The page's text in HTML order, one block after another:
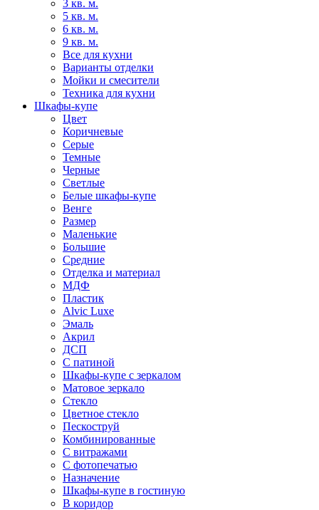
3 кв. м.
5 кв. м.
6 кв. м.
9 кв. м.
Все для кухни
Варианты отделки
Мойки и смесители
Техника для кухни
Шкафы-купе
Цвет
Коричневые
Серые
Темные
Черные
Светлые
Белые шкафы-купе
Венге
Размер
Маленькие
Большие
Средние
Отделка и материал
МДФ
Пластик
Alvic Luxe
Эмаль
Акрил
ДСП
С патиной
Шкафы-купе с зеркалом
Матовое зеркало
Стекло
Цветное стекло
Пескоструй
Комбинированные
С витражами
С фотопечатью
Назначение
Шкафы-купе в гостиную
В коридор